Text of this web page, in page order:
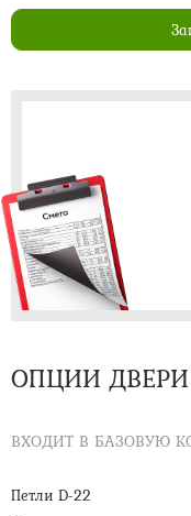
ОПЦИИ ДВЕРИ
ВХОДИТ В БАЗОВУЮ
Петли D-22